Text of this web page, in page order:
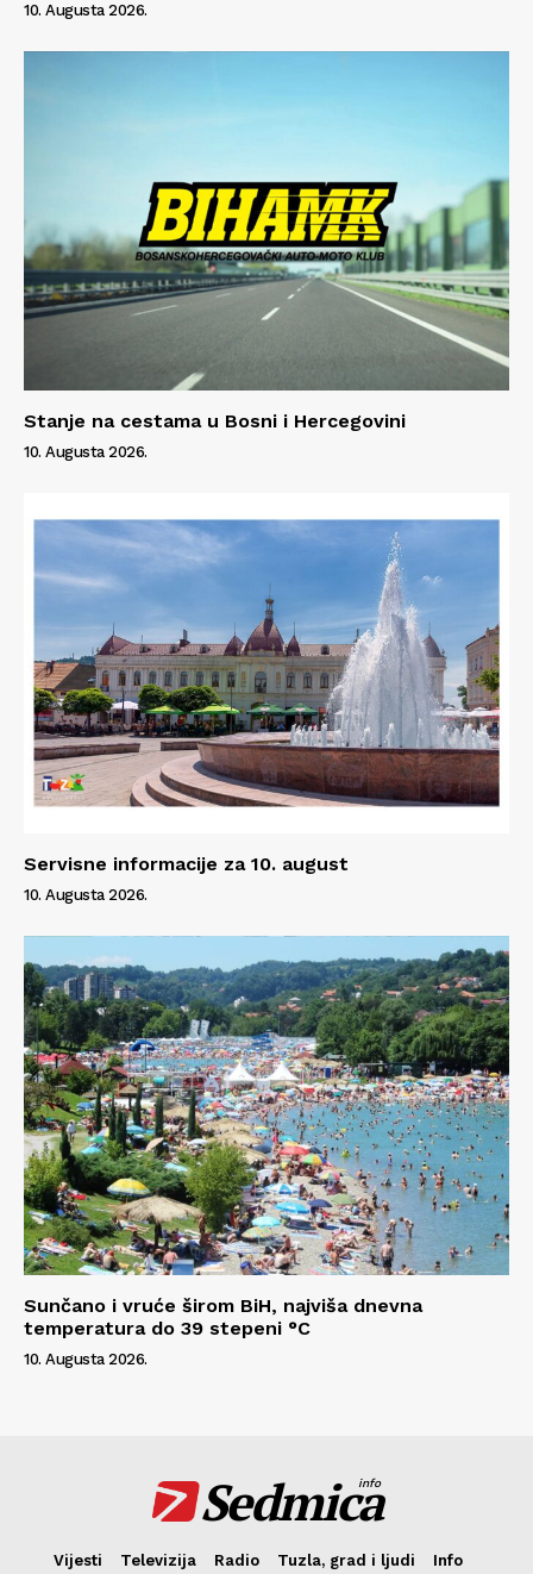
O nama
Kontakt
Impressum
10. Augusta 2026.
Stanje na cestama u Bosni i Hercegovini
10. Augusta 2026.
Servisne informacije za 10. august
10. Augusta 2026.
Sunčano i vruće širom BiH, najviša dnevna
temperatura do 39 stepeni °C
10. Augusta 2026.
Sedmica
info
Vijesti Televizija Radio Tuzla, grad i ljudi
Info